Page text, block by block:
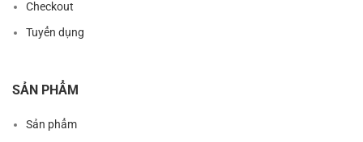
Checkout
Tuyển dụng
SẢN PHẨM
Sản phẩm